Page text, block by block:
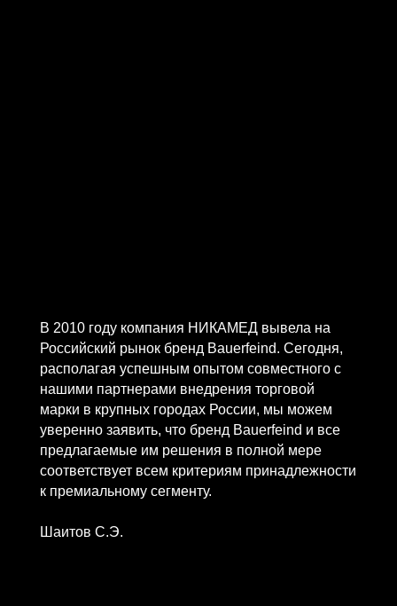
В 2010 году компания НИКАМЕД вывела на
Российский рынок бренд Bauerfeind. Сегодня,
располагая успешным опытом совместного с
нашими партнерами внедрения торговой
марки в крупных городах России, мы можем
уверенно заявить, что бренд Bauerfeind и все
предлагаемые им решения в полной мере
соответствует всем критериям принадлежности
к премиальному сегменту.
Шаитов С.Э.